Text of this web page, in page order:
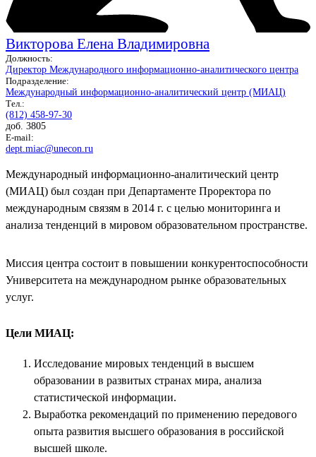
Викторова Елена Владимировна
Должность:
Директор Международного информационно-аналитического центра
Подразделение:
Международный информационно-аналитический центр (МИАЦ)
Тел.:
(812) 458-97-30
доб. 3805
E-mail:
dept.miac@unecon.ru
Международный информационно-аналитический центр
(МИАЦ) был создан при Департаменте Проректора по
международным связям в 2014 г. с целью мониторинга и
анализа тенденций в мировом образовательном пространстве.
Миссия центра состоит в повышении конкурентоспособности
Университета на международном рынке образовательных
услуг.
Цели МИАЦ:
Исследование мировых тенденций в высшем
образовании в развитых странах мира, анализа
статистической информации.
Выработка рекомендаций по применению передового
опыта развития высшего образования в российской
высшей школе.